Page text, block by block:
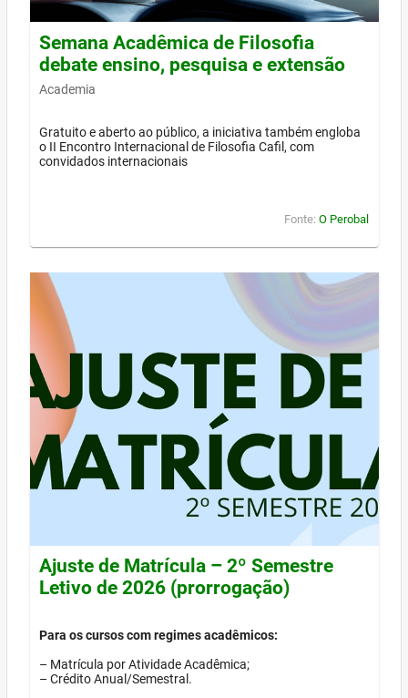
Semana Acadêmica de Filosofia
debate ensino, pesquisa e extensão
Academia
Gratuito e aberto ao público, a iniciativa também engloba
o II Encontro Internacional de Filosofia Cafil, com
convidados internacionais
Fonte: O Perobal
Ajuste de Matrícula – 2º Semestre
Letivo de 2026 (prorrogação)
Para os cursos com regimes acadêmicos:
– Matrícula por Atividade Acadêmica;
– Crédito Anual/Semestral.